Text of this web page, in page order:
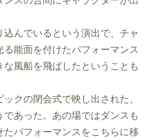
んでいるという演出で、チャ
能面を付けたパフォーマンス
風船を飛ばしたということも
クの閉会式で映し出された、
あった。あの場ではダンスも
パフォーマンスをこちらに移